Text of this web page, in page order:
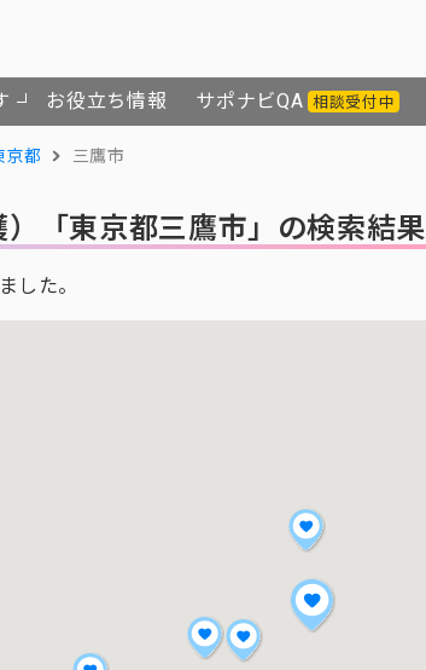
お役立ち情報 サポナビQA 相談受付中
京都 三鷹市
「東京都三鷹市」の検索結果
した。